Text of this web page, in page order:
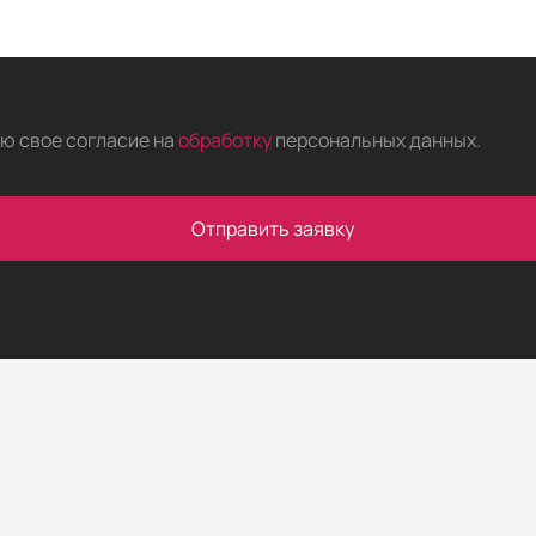
свое согласие наобработку персональных данных.
Отправить заявку